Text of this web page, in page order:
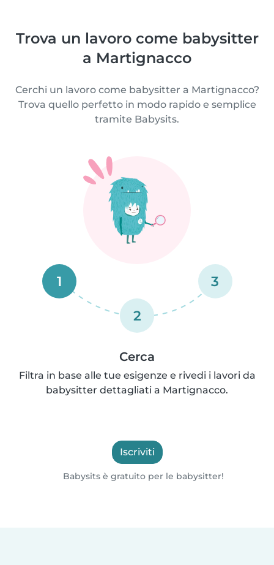
Trova un lavoro come babysitter
a Martignacco
Cerchi un lavoro come babysitter a Martignacco?
Trova quello perfetto in modo rapido e semplice
tramite Babysits.
1
2
3
Cerca
Filtra in base alle tue esigenze e rivedi i lavori da
babysitter dettagliati a Martignacco.
Iscriviti
Babysits è gratuito per le babysitter!